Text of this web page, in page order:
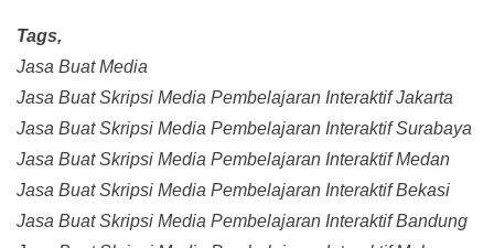
Tags,
Jasa Buat Media
Jasa Buat Skripsi Media Pembelajaran Interaktif Jakarta
Jasa Buat Skripsi Media Pembelajaran Interaktif Surabaya
Jasa Buat Skripsi Media Pembelajaran Interaktif Medan
Jasa Buat Skripsi Media Pembelajaran Interaktif Bekasi
Jasa Buat Skripsi Media Pembelajaran Interaktif Bandung